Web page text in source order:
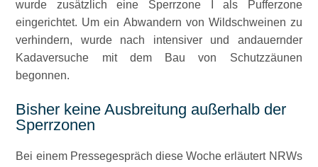
wurde zusätzlich eine Sperrzone I als Pufferzone
eingerichtet. Um ein Abwandern von Wildschweinen zu
verhindern, wurde nach intensiver und andauernder
Kadaversuche mit dem Bau von Schutzzäunen
begonnen.
Bisher keine Ausbreitung außerhalb der
Sperrzonen
Bei einem Pressegespräch diese Woche erläutert NRWs